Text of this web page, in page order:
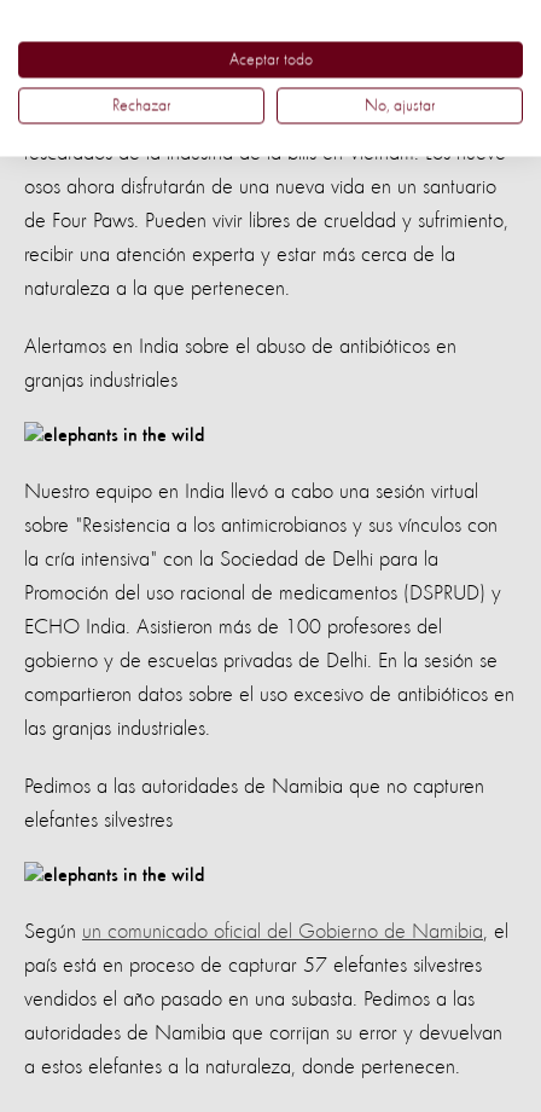
Enel rescate de osos más grande que World Animal
Protection ha apoyado, nueve osos finalmente fueron
rescatados de la industria de la bilis en Vietnam. Los nueve
osos ahora disfrutarán de una nueva vida en un santuario
de Four Paws. Pueden vivir libres de crueldad y sufrimiento,
recibir una atención experta y estar más cerca de la
naturaleza a la que pertenecen.
Alertamos en India sobre el abuso de antibióticos en
granjas industriales
Nuestro equipo en India llevó a cabo una sesión virtual
sobre "Resistencia a los antimicrobianos y sus vínculos con
la cría intensiva" con la Sociedad de Delhi para la
Promoción del uso racional de medicamentos (DSPRUD) y
ECHO India. Asistieron más de 100 profesores del
gobierno y de escuelas privadas de Delhi. En la sesión se
compartieron datos sobre el uso excesivo de antibióticos en
las granjas industriales.
Pedimos a las autoridades de Namibia que no capturen
elefantes silvestres
Según un comunicado oficial del Gobierno de Namibia , el
país está en proceso de capturar 57 elefantes silvestres
vendidos el año pasado en una subasta. Pedimos a las
autoridades de Namibia que corrijan su error y devuelvan
a estos elefantes a la naturaleza, donde pertenecen.
Aceptar todo
Rechazar No, ajustar